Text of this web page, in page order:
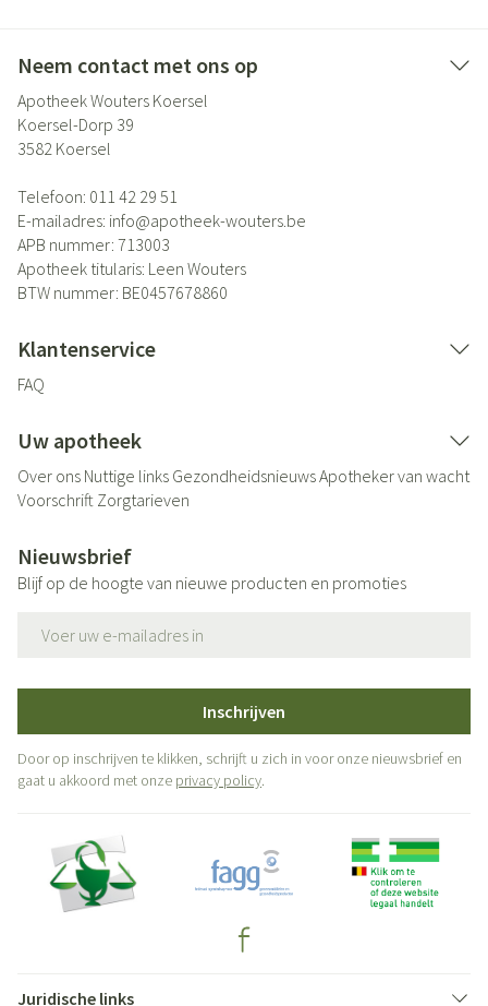
Neem contact met ons op
Apotheek Wouters Koersel
Koersel-Dorp 39
3582 Koersel
Telefoon: 011 42 29 51
E-mailadres: info@apotheek-wouters.be
APB nummer: 713003
Apotheek titularis: Leen Wouters
BTW nummer: BE0457678860
Klantenservice
FAQ
Uw apotheek
Over ons Nuttige links GezondheidsnieuwsApotheker van wacht
Voorschrift Zorgtarieven
Nieuwsbrief
Blijf op de hoogte van nieuwe producten en promoties
Inschrijven
Door op inschrijven te klikken, schrijft u zich in voor onze nieuwsbrief en
gaat u akkoord met onze privacy policy.
Juridische links